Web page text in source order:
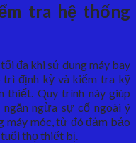
tra hệ thống
đa khi sử dụng máy bay
trì định kỳ và kiểm tra kỹ
Quy trình này giúp
ngừa sự cố ngoài ý
máy móc, từ đó đảm bảo
tuổi thọ thiết bị.